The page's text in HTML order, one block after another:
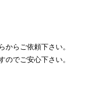
からご依頼下さい。
のでご安心下さい。